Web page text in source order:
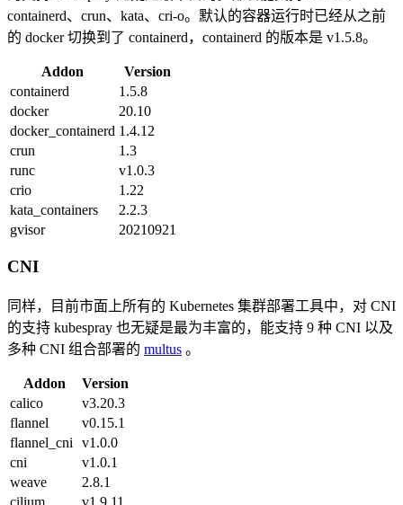
containerd、crun、kata、cri-o。默认的容器运行时已经从之前
的 docker 切换到了 containerd，containerd 的版本是 v1.5.8。
Addon
Version
containerd
1.5.8
docker
20.10
docker_containerd 1.4.12
crun
1.3
runc
v1.0.3
crio
1.22
kata_containers
2.2.3
gvisor
20210921
CNI
同样，目前市面上所有的 Kubernetes 集群部署工具中，对 CNI
的支持 kubespray 也无疑是最为丰富的，能支持 9 种 CNI 以及
多种 CNI 组合部署的 multus 。
Addon
Version
calico
v3.20.3
flannel
v0.15.1
flannel_cni
v1.0.0
cni
v1.0.1
weave
2.8.1
cilium
v1.9.11